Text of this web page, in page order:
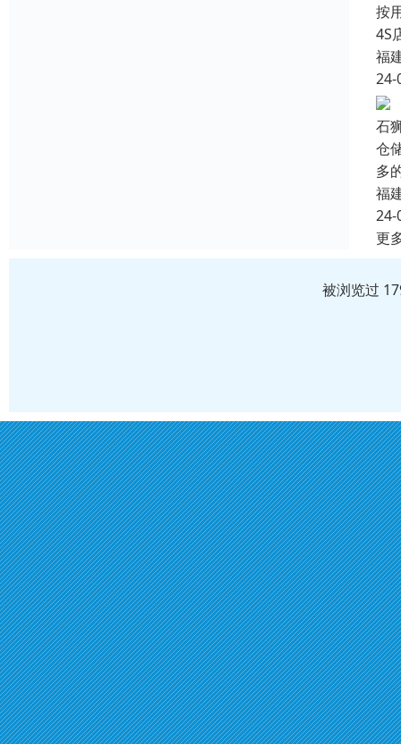
按
4S
福
24-
石
仓
多
福
24-
更
被浏览过